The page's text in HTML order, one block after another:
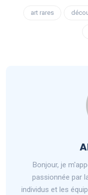
art rares
Bonjour, je
passionnée par
individus et les